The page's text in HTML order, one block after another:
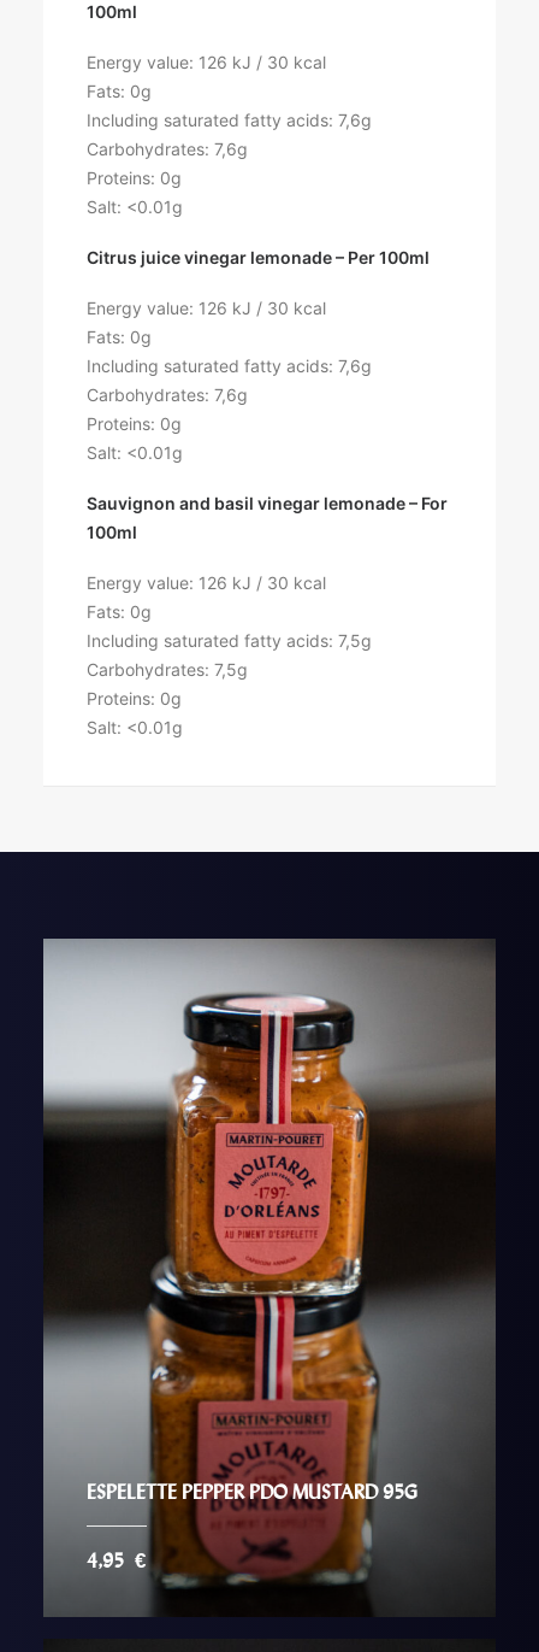
100ml
Energy value: 126 kJ / 30 kcal
Fats: 0g
Including saturated fatty acids: 7,6g
Carbohydrates: 7,6g
Proteins: 0g
Salt: <0.01g
Citrus juice vinegar lemonade – Per 100ml
Energy value: 126 kJ / 30 kcal
Fats: 0g
Including saturated fatty acids: 7,6g
Carbohydrates: 7,6g
Proteins: 0g
Salt: <0.01g
Sauvignon and basil vinegar lemonade – For
100ml
Energy value: 126 kJ / 30 kcal
Fats: 0g
Including saturated fatty acids: 7,5g
Carbohydrates: 7,5g
Proteins: 0g
Salt: <0.01g
ESPELETTE PEPPER PDO MUSTARD 95G
4,95 €